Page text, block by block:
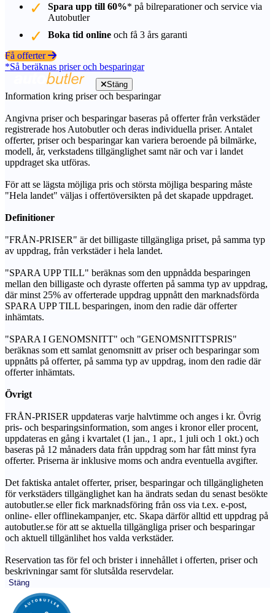
Spara upp till 60%* på bilreparationer och service via
Autobutler
Boka tid online och få 3 års garanti
Få offerter
*Så beräknas priser och besparingar
Stäng
Information kring priser och besparingar
Angivna priser och besparingar baseras på offerter från verkstäder
registrerade hos Autobutler och deras individuella priser. Antalet
offerter, priser och besparingar kan variera beroende på bilmärke,
modell, år, verkstadens tillgänglighet samt när och var i landet
uppdraget ska utföras.
För att se lägsta möjliga pris och största möjliga besparing måste
"Hela landet" väljas i offertöversikten på det skapade uppdraget.
Definitioner
"FRÅN-PRISER" är det billigaste tillgängliga priset, på samma typ
av uppdrag, från verkstäder i hela landet.
"SPARA UPP TILL" beräknas som den uppnådda besparingen
mellan den billigaste och dyraste offerten på samma typ av uppdrag,
där minst 25% av offerterade uppdrag uppnått den marknadsförda
SPARA UPP TILL besparingen, inom den radie där offerter
inhämtats.
"SPARA I GENOMSNITT" och "GENOMSNITTSPRIS"
beräknas som ett samlat genomsnitt av priser och besparingar som
uppnåtts på offerter, på samma typ av uppdrag, inom den radie där
offerter inhämtats.
Övrigt
FRÅN-PRISER uppdateras varje halvtimme och anges i kr. Övrig
pris- och besparingsinformation, som anges i kronor eller procent,
uppdateras en gång i kvartalet (1 jan., 1 apr., 1 juli och 1 okt.) och
baseras på 12 månaders data från uppdrag som har fått minst fyra
offerter. Priserna är inklusive moms och andra eventuella avgifter.
Det faktiska antalet offerter, priser, besparingar och tillgängligheten
för verkstäders tillgänglighet kan ha ändrats sedan du senast besökte
autobutler.se eller fick marknadsföring från oss via t.ex. e-post,
online- eller offlinekampanjer, etc. Skapa därför alltid ett uppdrag på
autobutler.se för att se aktuella tillgängliga priser och besparingar
och aktuell tillgänlihet hos valda verkstäder.
Reservation tas för fel och brister i innehållet i offerten, priser och
beskrivningar samt för slutsålda reservdelar.
Stäng